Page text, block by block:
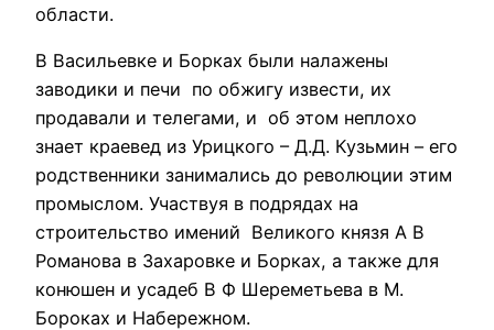
области.
В Васильевке и Борках были налажены
заводики и печи по обжигу извести, их
продавали и телегами, и об этом неплохо
знает краевед из Урицкого – Д.Д. Кузьмин – его
родственники занимались до революции этим
промыслом. Участвуя в подрядах на
строительство имений Великого князя А В
Романова в Захаровке и Борках, а также для
конюшен и усадеб В Ф Шереметьева в М.
Бороках и Набережном.